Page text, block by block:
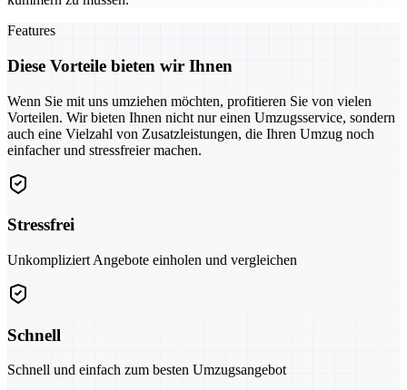
Features
Diese Vorteile bieten wir Ihnen
Wenn Sie mit uns umziehen möchten, profitieren Sie von vielen
Vorteilen. Wir bieten Ihnen nicht nur einen Umzugsservice, sondern
auch eine Vielzahl von Zusatzleistungen, die Ihren Umzug noch
einfacher und stressfreier machen.
Stressfrei
Unkompliziert Angebote einholen und vergleichen
Schnell
Schnell und einfach zum besten Umzugsangebot